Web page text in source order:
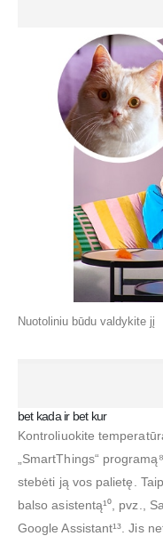
Nuotoliniu būdu valdykite jį
bet kada ir bet kur
Kontroliuokite
„SmartThings“
stebėti ją vos palietę.
balso asistentą¹⁰, pvz.,
Google Assistant¹³. Jis